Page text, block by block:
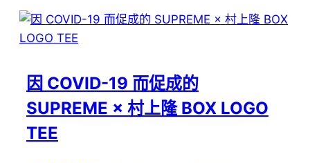
因 COVID-19 而促成的
SUPREME × 村上隆 BOX LOGO
TEE